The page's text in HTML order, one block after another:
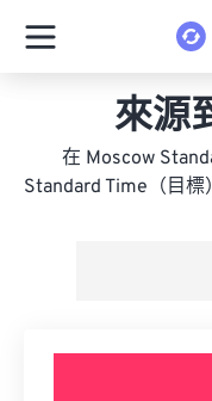
來源
在 Moscow
Standard Time（目